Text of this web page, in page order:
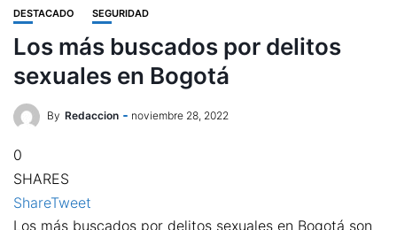
DESTACADO SEGURIDAD
Los más buscados por delitos
sexuales en Bogotá
By Redaccion noviembre 28, 2022
0
SHARES
ShareTweet
Los más buscados por delitos sexuales en Bogotá son